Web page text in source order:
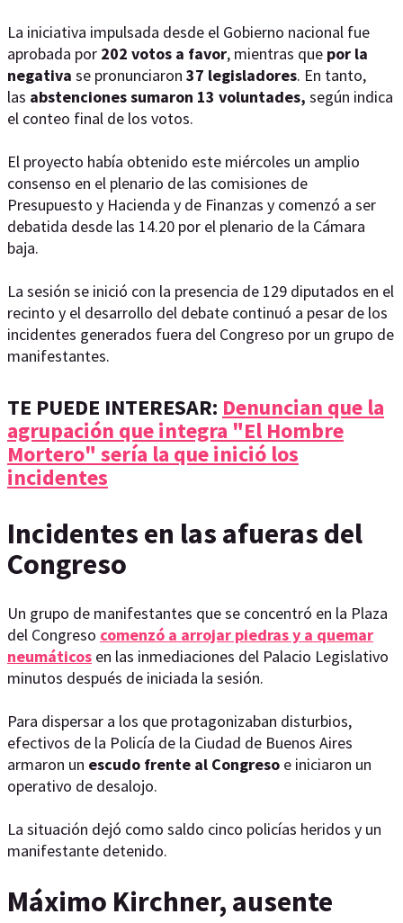
La iniciativa impulsada desde el Gobierno nacional fue
aprobada por 202 votos a favor, mientras que por la
negativa se pronunciaron 37 legisladores. En tanto,
las abstenciones sumaron 13 voluntades, según indica
el conteo final de los votos.
El proyecto había obtenido este miércoles un amplio
consenso en el plenario de las comisiones de
Presupuesto y Hacienda y de Finanzas y comenzó a ser
debatida desde las 14.20 por el plenario de la Cámara
baja.
La sesión se inició con la presencia de 129 diputados en el
recinto y el desarrollo del debate continuó a pesar de los
incidentes generados fuera del Congreso por un grupo de
manifestantes.
TE PUEDE INTERESAR: Denuncian que la
agrupación que integra "El Hombre
Mortero" sería la que inició los
incidentes
Incidentes en las afueras del
Congreso
Un grupo de manifestantes que se concentró en la Plaza
del Congreso comenzó a arrojar piedras y a quemar
neumáticos en las inmediaciones del Palacio Legislativo
minutos después de iniciada la sesión.
Para dispersar a los que protagonizaban disturbios,
efectivos de la Policía de la Ciudad de Buenos Aires
armaron un escudo frente al Congreso e iniciaron un
operativo de desalojo.
La situación dejó como saldo cinco policías heridos y un
manifestante detenido.
Máximo Kirchner, ausente